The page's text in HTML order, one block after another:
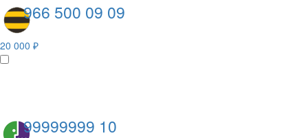
966 500 09 09
20 000 ₽
99999999 10